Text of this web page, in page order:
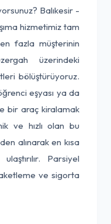
Balıkesir -
hizmetimiz tam
fazla müşterinin
üzerindeki
bölüştürüyoruz.
eşyası ya da
bir araç kiralamak
ve hızlı olan bu
alınarak en kısa
Parsiyel
ve sigorta